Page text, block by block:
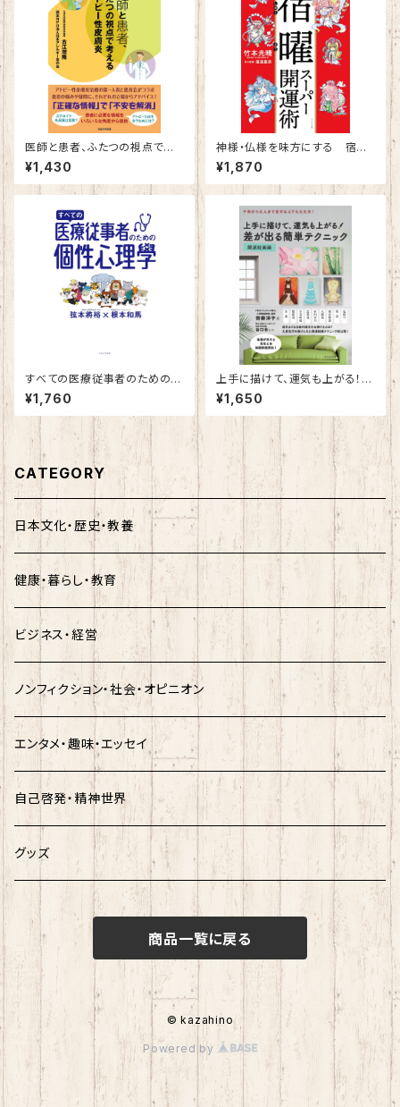
医師と患者、ふたつの視点で考
えるアトピー性皮膚炎
¥1,430
神様・仏様を味方にする 宿曜
スーパー開運術
¥1,870
すべての医療従事者のための個
性心理學
¥1,760
上手に描けて、運気も上がる！
差が出る簡単テクニック 開運絵
画編
¥1,650
CATEGORY
日本文化・歴史・教養
健康・暮らし・教育
ビジネス・経営
ノンフィクション・社会・オピニオン
エンタメ・趣味・エッセイ
自己啓発・精神世界
グッズ
商品一覧に戻る
© kazahino
Powered by